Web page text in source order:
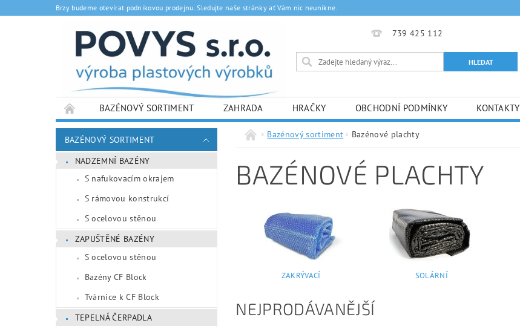
Brzy budeme otevírat podnikovou prodejnu. Sledujte naše stránky ať Vám nic neunikne.
739 425 112
BAZÉNOVÝ SORTIMENT ZAHRADA HRAČKY OBCHODNÍ PODMÍNKY KONTAKTY
BAZÉNOVÝ SORTIMENT
NADZEMNÍ BAZÉNY
S nafukovacím okrajem
S rámovou konstrukcí
S ocelovou stěnou
ZAPUŠTĚNÉ BAZÉNY
S ocelovou stěnou
Bazény CF Block
Tvárnice k CF Block
TEPELNÁ ČERPADLA
Bazénový sortiment Bazénové plachty
BAZÉNOVÉ PLACHTY
ZAKRÝVACÍ SOLÁRNÍ
NEJPRODÁVANĚJŠÍ